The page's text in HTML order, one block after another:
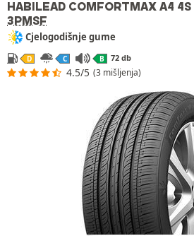
HABILEAD COMFORTMAX A4 4S
3PMSF
Cjelogodišnje gume
D C B 72 db
4.5/5 (3 mišljenja)